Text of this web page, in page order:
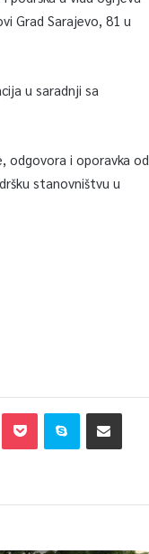
Grad Sarajevo, 81 u
u saradnji sa
odgovora i oporavka od
stanovništvu u